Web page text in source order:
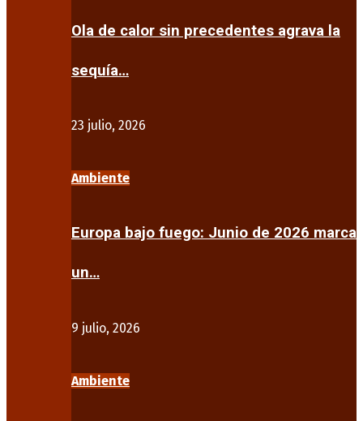
Ola de calor sin precedentes agrava la
sequía…
23 julio, 2026
Ambiente
Europa bajo fuego: Junio de 2026 marca
un…
9 julio, 2026
Ambiente